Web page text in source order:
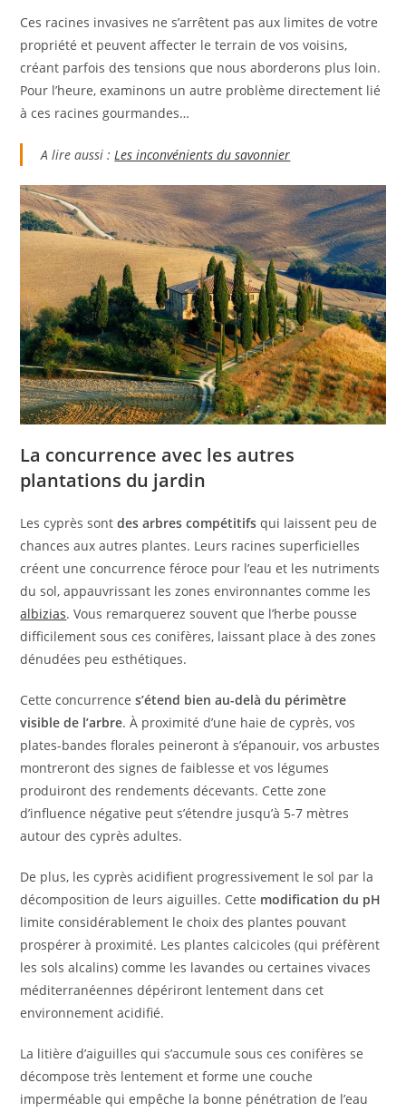
Ces racines invasives ne s’arrêtent pas aux limites de votre
propriété et peuvent affecter le terrain de vos voisins,
créant parfois des tensions que nous aborderons plus loin.
Pour l’heure, examinons un autre problème directement lié
à ces racines gourmandes…
A lire aussi : Les inconvénients du savonnier
La concurrence avec les autres
plantations du jardin
Les cyprès sontdes arbres compétitifs qui laissent peu de
chances aux autres plantes. Leurs racines superficielles
créent une concurrence féroce pour l’eau et les nutriments
du sol, appauvrissant les zones environnantes comme les
albizias. Vous remarquerez souvent que l’herbe pousse
difficilement sous ces conifères, laissant place à des zones
dénudées peu esthétiques.
Cette concurrences’étend bien au-delà du périmètre
visible de l’arbre. À proximité d’une haie de cyprès, vos
plates-bandes florales peineront à s’épanouir, vos arbustes
montreront des signes de faiblesse et vos légumes
produiront des rendements décevants. Cette zone
d’influence négative peut s’étendre jusqu’à 5-7 mètres
autour des cyprès adultes.
De plus, les cyprès acidifient progressivement le sol par la
décomposition de leurs aiguilles. Cette modification du pH
limite considérablement le choix des plantes pouvant
prospérer à proximité. Les plantes calcicoles (qui préfèrent
les sols alcalins) comme les lavandes ou certaines vivaces
méditerranéennes dépériront lentement dans cet
environnement acidifié.
La litière d’aiguilles qui s’accumule sous ces conifères se
décompose très lentement et forme une couche
imperméable qui empêche la bonne pénétration de l’eau